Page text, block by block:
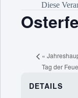
Diese
«
Tag der
DETAILS